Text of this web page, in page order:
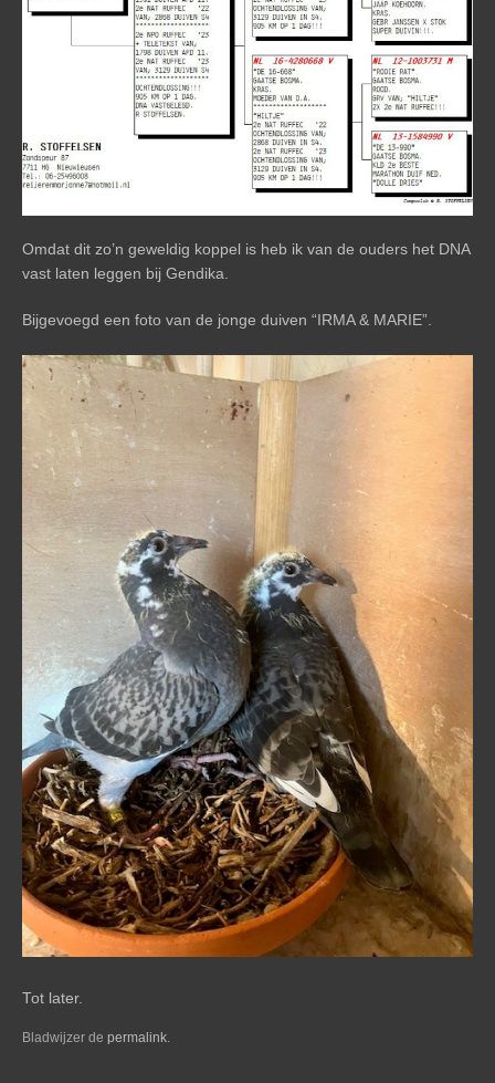
Omdat dit zo’n geweldig koppel is heb ik van de ouders het DNA
vast laten leggen bij Gendika.
Bijgevoegd een foto van de jonge duiven “IRMA & MARIE”.
Tot later.
Bladwijzer depermalink